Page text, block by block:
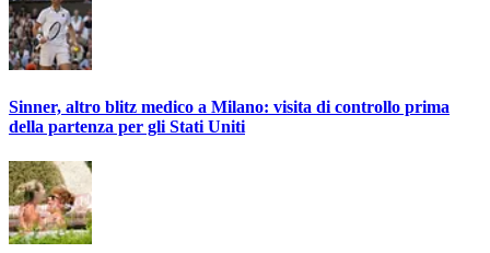
Sinner, altro blitz medico a Milano: visita di controllo prima
della partenza per gli Stati Uniti